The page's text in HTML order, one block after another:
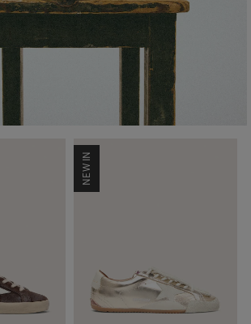
NEW IN